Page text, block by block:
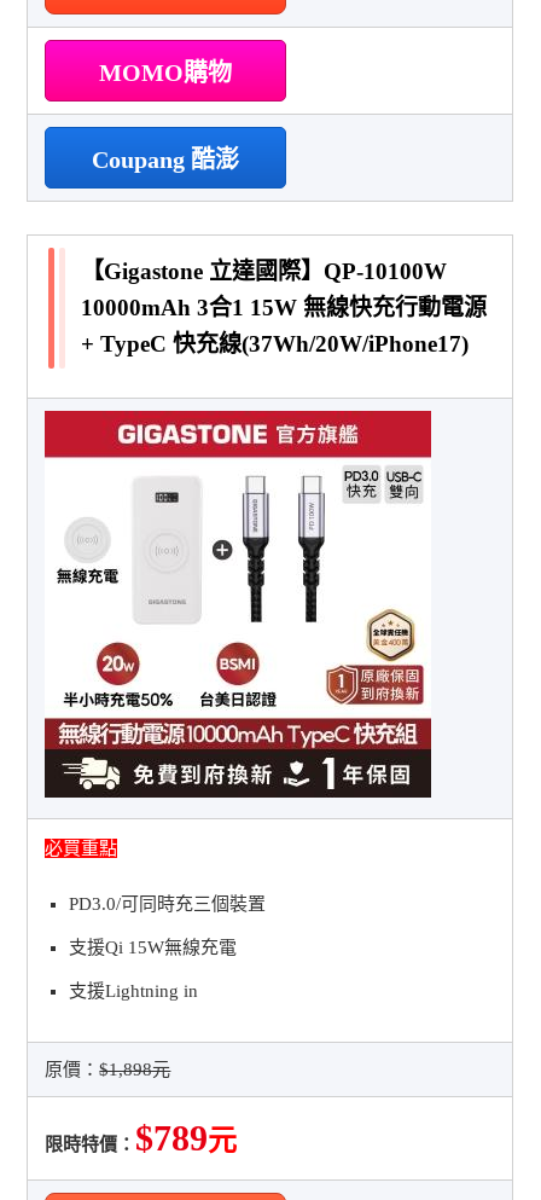
MOMO購物
Coupang 酷澎
【Gigastone 立達國際】QP-10100W
10000mAh 3合1 15W 無線快充行動電源
+ TypeC 快充線(37Wh/20W/iPhone17)
必買重點
PD3.0/可同時充三個裝置
支援Qi 15W無線充電
支援Lightning in
原價：$1,898元
限時特價： $789元